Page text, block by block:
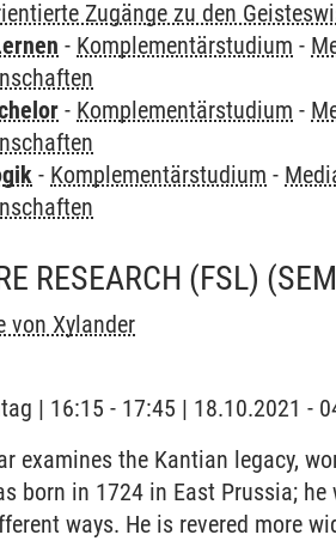
Zugänge zu den
- Komplementärstudium -
- Komplementärstudium -
- Komplementärstudium -
RESEARCH (FSL)
von Xylander
| 16:15 - 17:45 | 18.10.2021 -
examines the Kantian legacy,
born in 1724 in East Prussia;
ways. He is revered more